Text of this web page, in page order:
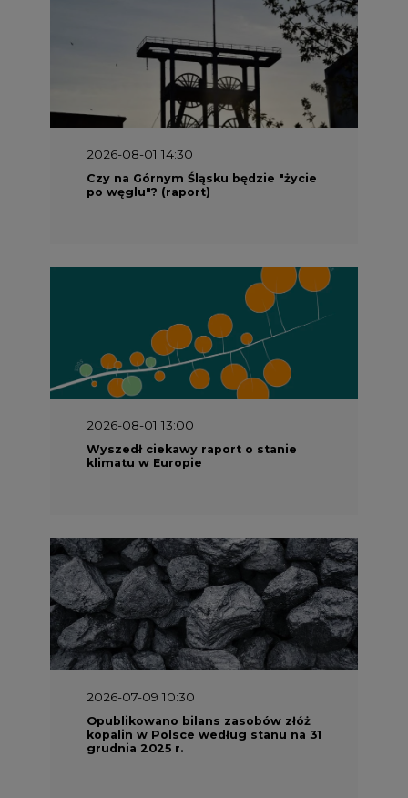
2026-08-01 14:30
Czy na Górnym Śląsku będzie "życie
po węglu"? (raport)
2026-08-01 13:00
Wyszedł ciekawy raport o stanie
klimatu w Europie
2026-07-09 10:30
Opublikowano bilans zasobów złóż
kopalin w Polsce według stanu na 31
grudnia 2025 r.